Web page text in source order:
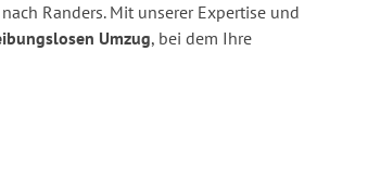
Randers. Mit unserer Expertise und
Umzug, bei dem Ihre